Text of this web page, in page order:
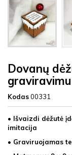
Dovanų
Kodas00331
• Išvaizdi dėžutė
imitacija
• Graviruojamas